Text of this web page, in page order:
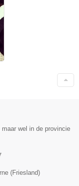
wel in de provincie
(Friesland)